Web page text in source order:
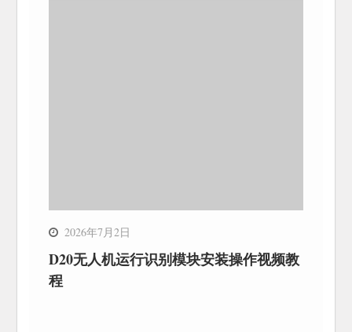
2026年7月2日
D20无人机运行识别模块安装操作视频教
程